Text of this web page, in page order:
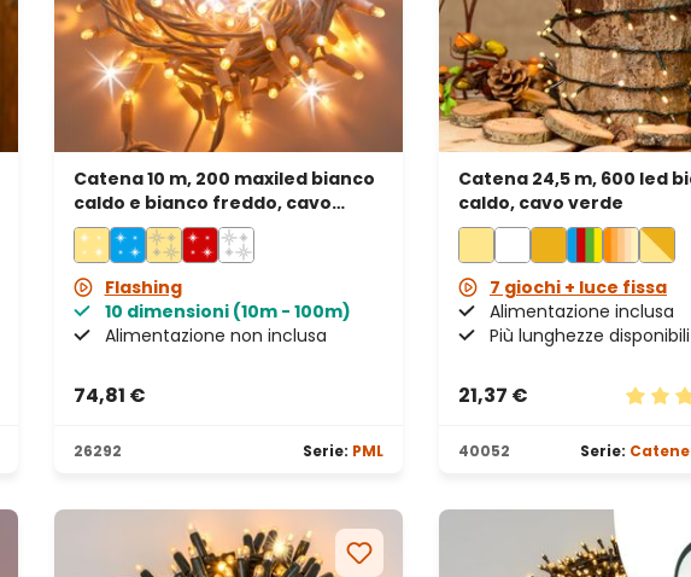
Catena 10 m, 200 maxiled bianco
caldo e bianco freddo, cavo
bianco, prolungabile, IP67
Flashing
10 dimensioni (10m - 100m)
Alimentazione non inclusa
74,81 €
26292 Serie: PML
Catena 24,5 m, 600 led
caldo, cavo verde
7 giochi + luce fissa
Alimentazione inclusa
Più lunghezze disponibili
21,37 €
40052 Serie: